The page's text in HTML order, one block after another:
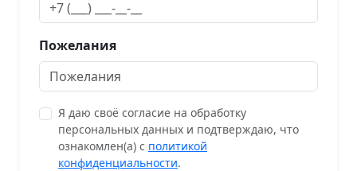
Пожелания
Я даю своё согласие на обработку
персональных данных и подтверждаю, что
ознакомлен(а) с политикой
конфиденциальности.